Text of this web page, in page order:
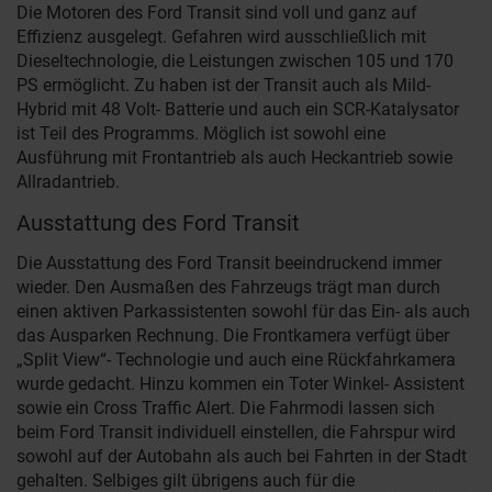
Die Motoren des Ford Transit sind voll und ganz auf
Effizienz ausgelegt. Gefahren wird ausschließlich mit
Dieseltechnologie, die Leistungen zwischen 105 und 170
PS ermöglicht. Zu haben ist der Transit auch als Mild-
Hybrid mit 48 Volt- Batterie und auch ein SCR-Katalysator
ist Teil des Programms. Möglich ist sowohl eine
Ausführung mit Frontantrieb als auch Heckantrieb sowie
Allradantrieb.
Ausstattung des Ford Transit
Die Ausstattung des Ford Transit beeindruckend immer
wieder. Den Ausmaßen des Fahrzeugs trägt man durch
einen aktiven Parkassistenten sowohl für das Ein- als auch
das Ausparken Rechnung. Die Frontkamera verfügt über
„Split View“- Technologie und auch eine Rückfahrkamera
wurde gedacht. Hinzu kommen ein Toter Winkel- Assistent
sowie ein Cross Traffic Alert. Die Fahrmodi lassen sich
beim Ford Transit individuell einstellen, die Fahrspur wird
sowohl auf der Autobahn als auch bei Fahrten in der Stadt
gehalten. Selbiges gilt übrigens auch für die